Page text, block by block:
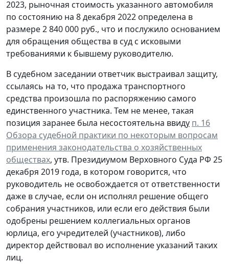
2023, рыночная стоимость указанного автомобиля
по состоянию на 8 декабря 2022 определена в
размере 2 840 000 руб., что и послужило основанием
для обращения общества в суд с исковыми
требованиями к бывшему руководителю.
В судебном заседании ответчик выстраивал защиту,
ссылаясь на то, что продажа транспортного
средства произошла по распоряжению самого
единственного участника. Тем не менее, такая
позиция заранее была несостоятельна ввиду п. 16
Обзора судебной практики по некоторым вопросам
применения законодательства о хозяйственных
обществах, утв. Президиумом Верховного Суда РФ 25
декабря 2019 года, в котором говорится, что
руководитель не освобождается от ответственности
даже в случае, если он исполнял решение общего
собрания участников, или если его действия были
одобрены решением коллегиальных органов
юрлица, его учредителей (участников), либо
директор действовал во исполнение указаний таких
лиц.